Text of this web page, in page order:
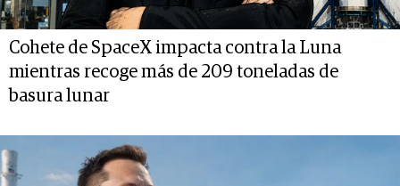
Cohete de SpaceX impacta contra la Luna
mientras recoge más de 209 toneladas de
basura lunar